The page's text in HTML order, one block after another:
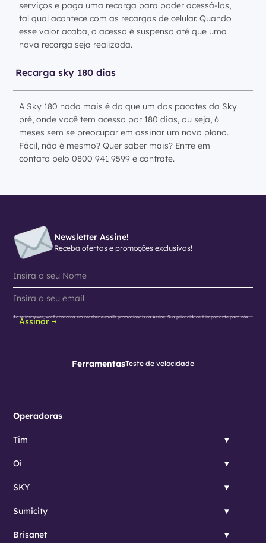
serviços e paga uma recarga para poder acessá-los,
tal qual acontece com as recargas de celular. Quando
esse valor acaba, o acesso é suspenso até que uma
nova recarga seja realizada.
Recarga sky 180 dias
A Sky 180 nada mais é do que um dos pacotes da Sky
pré, onde você tem acesso por 180 dias, ou seja, 6
meses sem se preocupar em assinar um novo plano.
Fácil, não é mesmo? Quer saber mais? Entre em
contato pelo 0800 941 9599 e contrate.
Newsletter Assine!
Receba ofertas e promoções exclusivas!
Assinar
Ao se inscrever, você concorda em receber e-mails promocionais da Assine. Sua privacidade é importante para nós.
FerramentasTeste de velocidade
Operadoras
Tim
Oi
SKY
Sumicity
Brisanet